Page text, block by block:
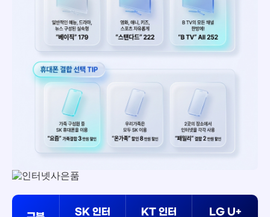
SK 인터
KT 인터
LG U+